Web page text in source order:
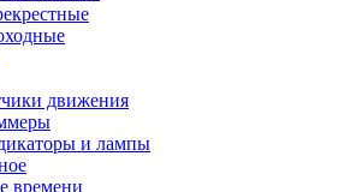
движения
и лампы
времени